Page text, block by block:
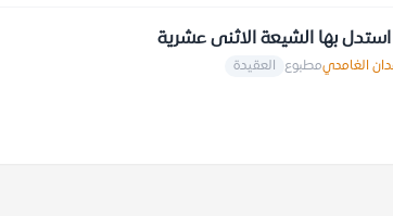
بها الشيعة الاثنى عشرية
الغامديمطبوع العقيدة